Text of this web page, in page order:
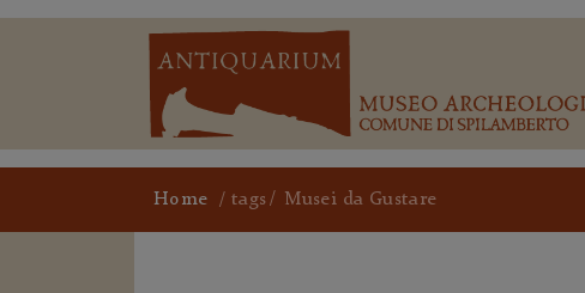
Home / tags Musei da Gustare